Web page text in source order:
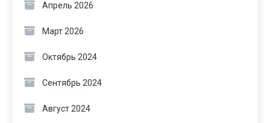
Апрель 2026
Март 2026
Октябрь 2024
Сентябрь 2024
Август 2024